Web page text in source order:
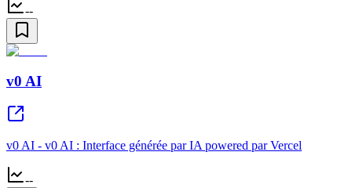
--
v0 AI
v0 AI - v0 AI : Interface générée par IA powered par Vercel
--